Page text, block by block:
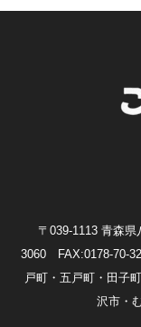
〒039-1113 青森
3060 FAX:0178-70-
戸町・五戸町・田子
沢市・